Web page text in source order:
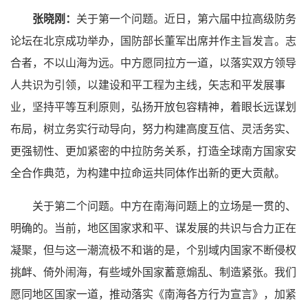
张晓刚： 关于第一个问题。近日，第六届中拉高级防务
论坛在北京成功举办，国防部长董军出席并作主旨发言。志
合者，不以山海为远。中方愿同拉方一道，以落实双方领导
人共识为引领，以建设和平工程为主线，矢志和平发展事
业，坚持平等互利原则，弘扬开放包容精神，着眼长远谋划
布局，树立务实行动导向，努力构建高度互信、灵活务实、
更强韧性、更加紧密的中拉防务关系，打造全球南方国家安
全合作典范，为构建中拉命运共同体作出新的更大贡献。
关于第二个问题。中方在南海问题上的立场是一贯的、
明确的。当前，地区国家求和平、谋发展的共识与合力正在
凝聚，但与这一潮流极不和谐的是，个别域内国家不断侵权
挑衅、倚外闹海，有些域外国家蓄意煽乱、制造紧张。我们
愿同地区国家一道，推动落实《南海各方行为宣言》，加紧